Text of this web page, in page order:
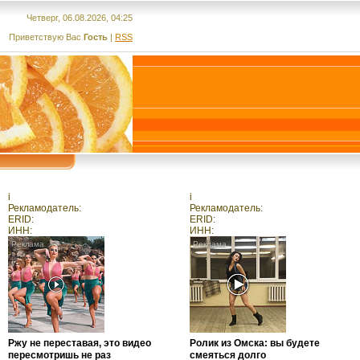
Четверг, 06.08.2026, 04:25
Приветствую Вас Гость | RSS
i
Рекламодатель:
ERID:
ИНН:
Ржу не переставая, это видео
пересмотришь не раз
i
Рекламодатель:
ERID:
ИНН:
Ролик из Омска: вы будете
смеяться долго